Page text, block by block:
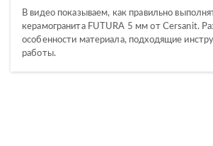
В видео показываем, как правильно
керамогранита FUTURA 5 мм от Cersanit.
особенности материала, подходящие
работы.